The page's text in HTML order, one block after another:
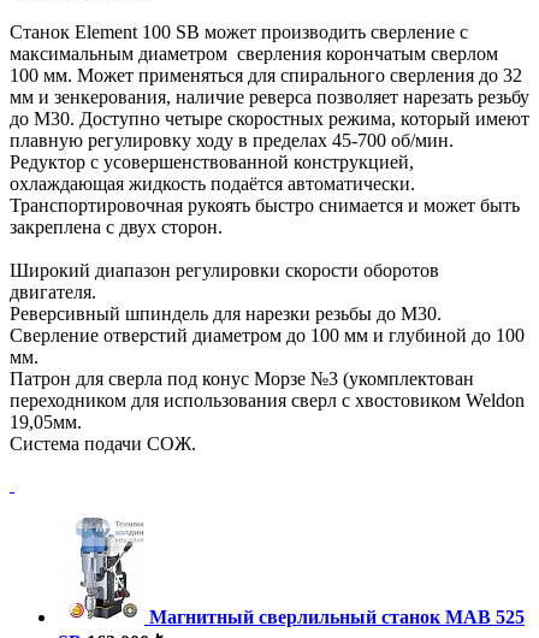
Станок Element 100 SB может производить сверление с
максимальным диаметром сверления корончатым сверлом
100 мм. Может применяться для спирального сверления до 32
мм и зенкерования, наличие реверса позволяет нарезать резьбу
до М30. Доступно четыре скоростных режима, который имеют
плавную регулировку ходу в пределах 45-700 об/мин.
Редуктор с усовершенствованной конструкцией,
охлаждающая жидкость подаётся автоматически.
Транспортировочная рукоять быстро снимается и может быть
закреплена с двух сторон.
Широкий диапазон регулировки скорости оборотов
двигателя.
Реверсивный шпиндель для нарезки резьбы до М30.
Сверление отверстий диаметром до 100 мм и глубиной до 100
мм.
Патрон для сверла под конус Морзе №3 (укомплектован
переходником для использования сверл с хвостовиком Weldon
19,05мм.
Система подачи СОЖ.
Магнитный сверлильный станок MAB 525